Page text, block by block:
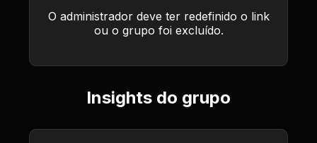
O administrador deve ter redefinido o link
ou o grupo foi excluído.
Insights do grupo